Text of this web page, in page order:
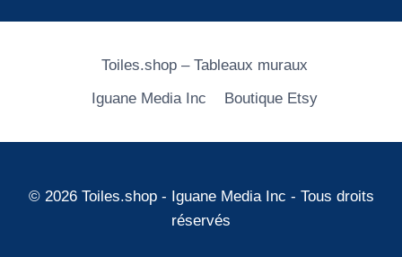
Toiles.shop – Tableaux muraux
Iguane Media Inc
Boutique Etsy
© 2026 Toiles.shop - Iguane Media Inc - Tous droits
réservés